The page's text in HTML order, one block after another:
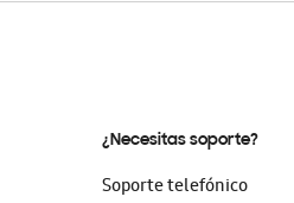
¿Necesitas soporte?
Soporte telefónico